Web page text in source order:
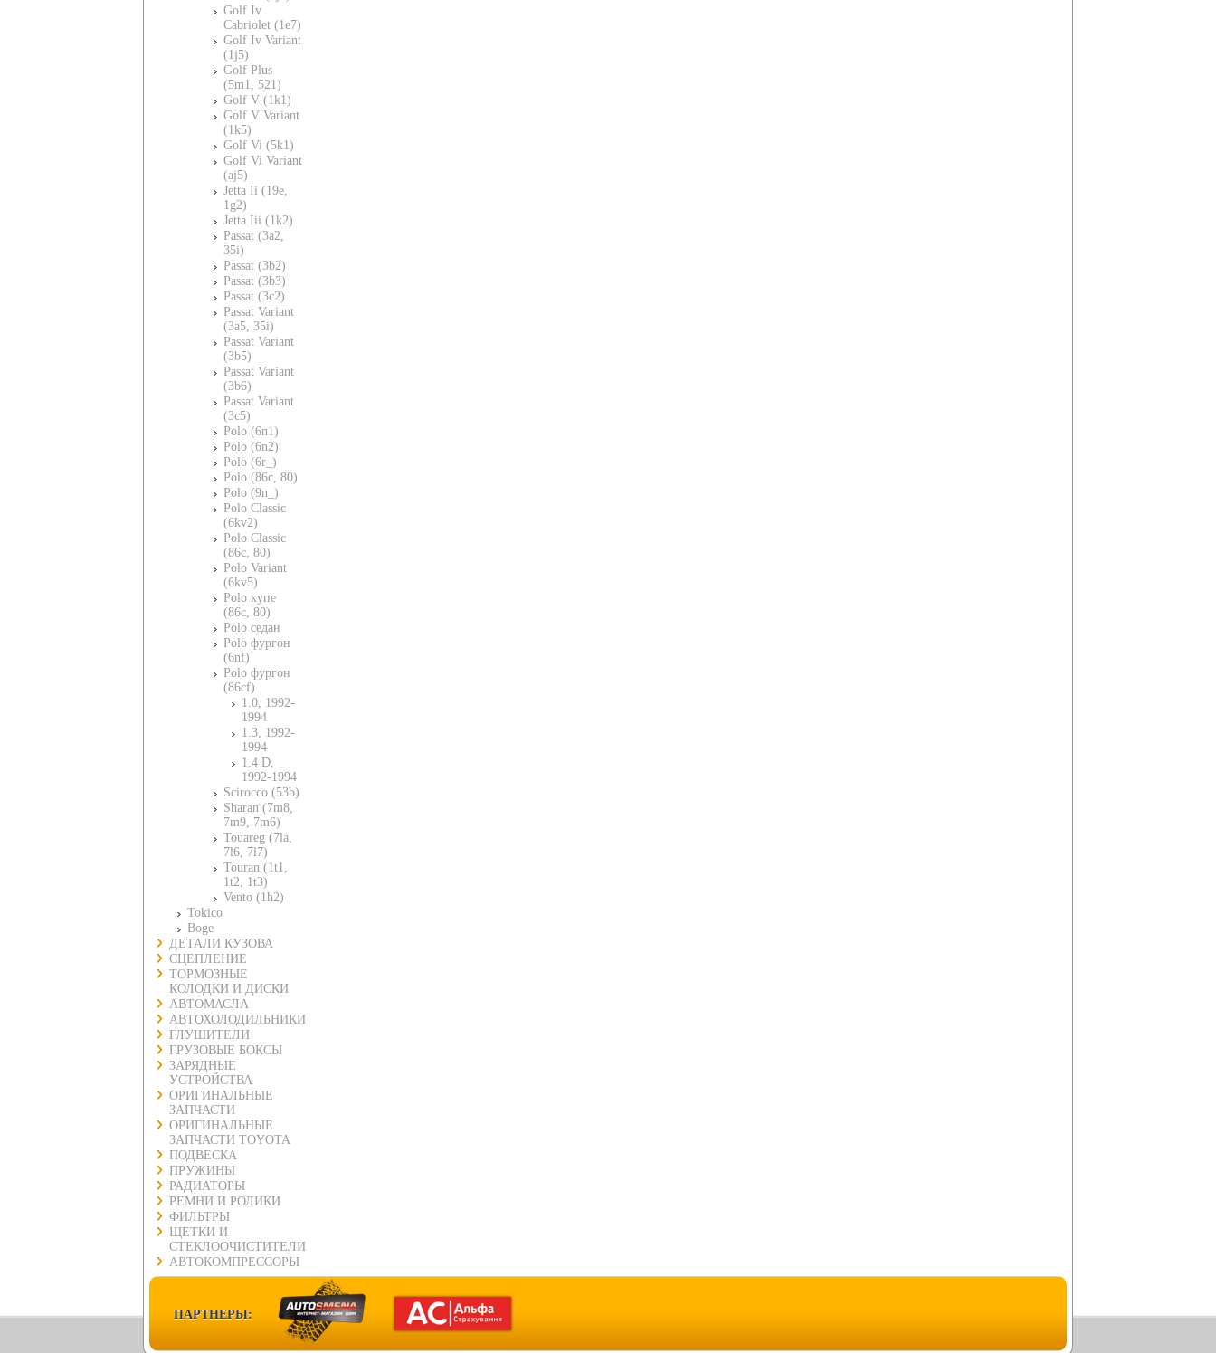
Golf Iv
Cabriolet (1e7)
Golf Iv Variant
(1j5)
Golf Plus
(5m1, 521)
Golf V (1k1)
Golf V Variant
(1k5)
Golf Vi (5k1)
Golf Vi Variant
(aj5)
Jetta Ii (19e,
1g2)
Jetta Iii (1k2)
Passat (3a2,
35i)
Passat (3b2)
Passat (3b3)
Passat (3c2)
Passat Variant
(3a5, 35i)
Passat Variant
(3b5)
Passat Variant
(3b6)
Passat Variant
(3c5)
Polo (6n1)
Polo (6n2)
Polo (6r_)
Polo (86c, 80)
Polo (9n_)
Polo Classic
(6kv2)
Polo Classic
(86c, 80)
Polo Variant
(6kv5)
Polo купе
(86c, 80)
Polo седан
Polo фургон
(6nf)
Polo фургон
(86cf)
1.0, 1992-
1994
1.3, 1992-
1994
1.4 D,
1992-1994
Scirocco (53b)
Sharan (7m8,
7m9, 7m6)
Touareg (7la,
7l6, 7l7)
Touran (1t1,
1t2, 1t3)
Vento (1h2)
Tokico
Boge
ДЕТАЛИ КУЗОВА
СЦЕПЛЕНИЕ
ТОРМОЗНЫЕ
КОЛОДКИ И ДИСКИ
АВТОМАСЛА
АВТОХОЛОДИЛЬНИКИ
ГЛУШИТЕЛИ
ГРУЗОВЫЕ БОКСЫ
ЗАРЯДНЫЕ
УСТРОЙСТВА
ОРИГИНАЛЬНЫЕ
ЗАПЧАСТИ
ОРИГИНАЛЬНЫЕ
ЗАПЧАСТИ TOYOTA
ПОДВЕСКА
ПРУЖИНЫ
РАДИАТОРЫ
РЕМНИ И РОЛИКИ
ФИЛЬТРЫ
ЩЕТКИ И
СТЕКЛООЧИСТИТЕЛИ
АВТОКОМПРЕССОРЫ
ПАРТНЕРЫ: